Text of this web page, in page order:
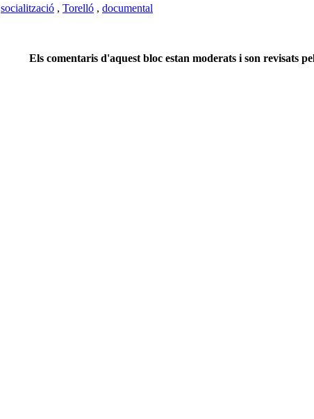
socialització , Torelló , documental
Els comentaris d'aquest bloc estan moderats i son revisats